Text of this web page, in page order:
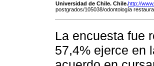
Universidad de Chile. Chile.http://
postgrados/105038/odontología
La encuesta fue
57,4% ejerce en